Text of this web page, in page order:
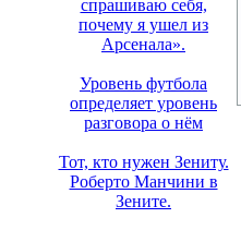
спрашиваю себя,
почему я ушел из
Арсенала».
Уровень футбола
определяет уровень
разговора о нём
Тот, кто нужен Зениту.
Роберто Манчини в
Зените.